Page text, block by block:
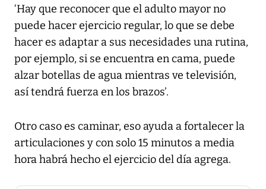
‘Hay que reconocer que el adulto mayor no
puede hacer ejercicio regular, lo que se debe
hacer es adaptar a sus necesidades una rutina,
por ejemplo, si se encuentra en cama, puede
alzar botellas de agua mientras ve televisión,
así tendrá fuerza en los brazos’.
Otro caso es caminar, eso ayuda a fortalecer la
articulaciones y con solo 15 minutos a media
hora habrá hecho el ejercicio del día agrega.